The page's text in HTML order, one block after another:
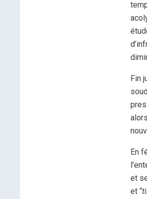
Fin
En
et
et “